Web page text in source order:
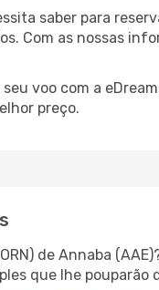
saber para
Com as nossas
voo com a
preço.
de Annaba
que lhe